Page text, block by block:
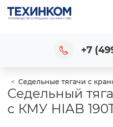
+7
Седельные тягачи с
Седельный
с КМУ HIAB